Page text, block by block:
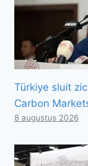
Türkiye sluit
Carbon
8 augustus 2026